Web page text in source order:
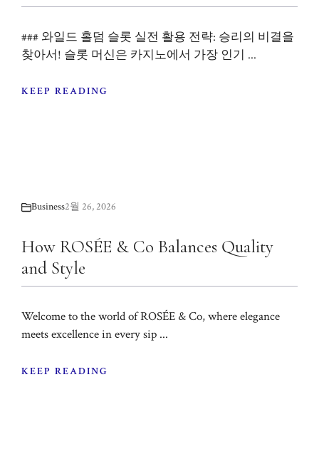
### 와일드 홀덤 슬롯 실전 활용 전략: 승리의 비결을
찾아서! 슬롯 머신은 카지노에서 가장 인기 ...
KEEP READING
Business2월 26, 2026
How ROSÉE & Co Balances Quality
and Style
Welcome to the world of ROSÉE & Co, where elegance
meets excellence in every sip ...
KEEP READING